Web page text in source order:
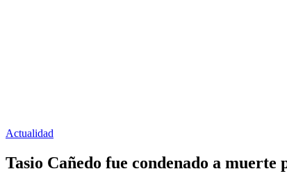
Actualidad
Tasio Cañedo fue condenado a